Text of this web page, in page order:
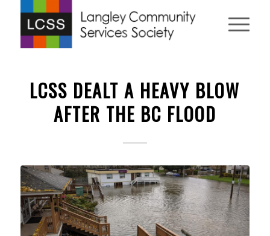
LCSS DEALT A HEAVY BLOW
AFTER THE BC FLOOD